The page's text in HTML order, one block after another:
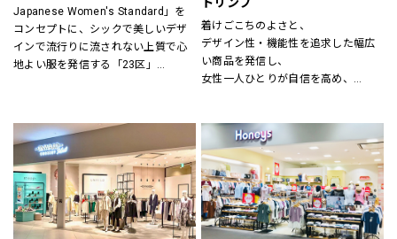
ー(NATURAL LAUNDRY)、グリン
(grin)、トリッペン（trippen）、カン
ペール（CAMPER）、ユウコイマニ
シ（yuko imanishi+）、ボンメゾン
レドラン（CLEDRAN）、アンパサン
ド（Ampersand）、ヒラメキ
（HIRAMEKI）、ビュレ
（BEAURE）、ポンタタ
（POMTATA）、カンポマッジ
（CAMPOMAGGI）、ラノジュエリー
Japanese Women's Standard」を
コンセプトに、シックで美しいデザ
インで流行りに流されない上質で心
地よい服を発信する「23区」
進化し続ける伝統を原点に、常に時
代性にマッチした「ネクスト・トラ
ッド」のライフスタイルを提案する
「J.PRESS」
公式オンラインストア「ONWARD
着けごこちのよさと、
デザイン性・機能性を追求した幅広
い商品を発信し、
女性一人ひとりが自信を高め、